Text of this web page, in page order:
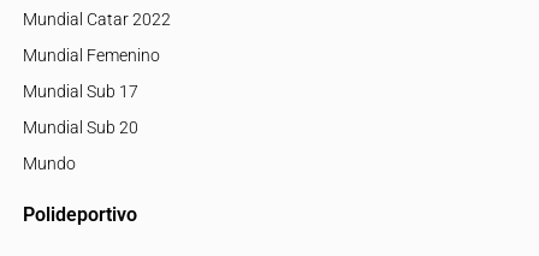
Mundial Catar 2022
Mundial Femenino
Mundial Sub 17
Mundial Sub 20
Mundo
Polideportivo